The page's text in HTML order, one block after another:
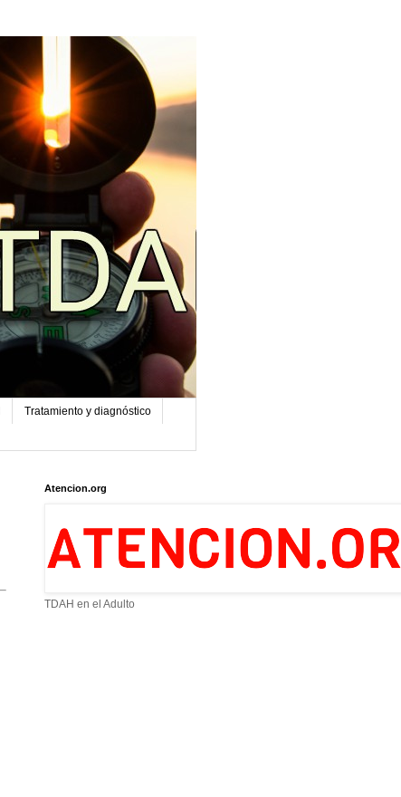
Tratamiento y diagnóstico
Atencion.org
TDAH en el Adulto